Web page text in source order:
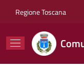
Regione Toscana